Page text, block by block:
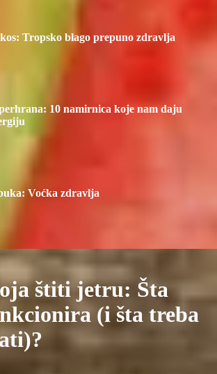
Tropsko blago prepuno zdravlja
10 namirnica koje nam daju
Voćka zdravlja
štiti jetru: Šta
(i šta treba